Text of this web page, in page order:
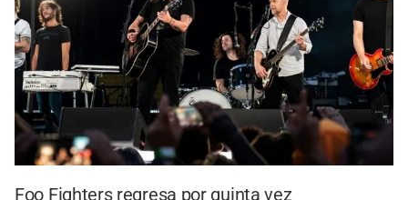
Foo Fighters regresa por quinta vez